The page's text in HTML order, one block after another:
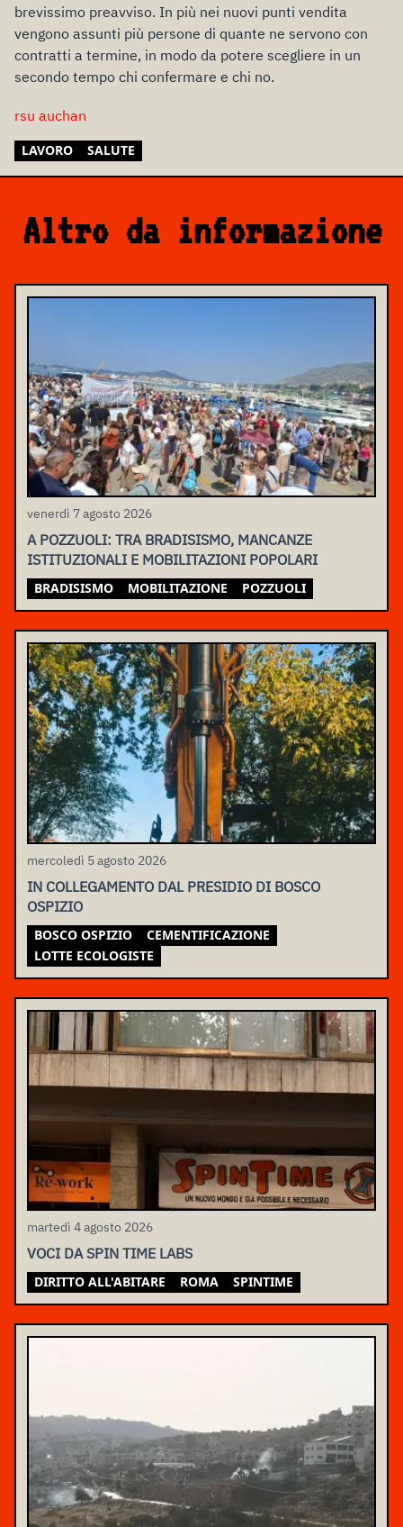
brevissimo preavviso. In più nei nuovi punti vendita
vengono assunti più persone di quante ne servono con
contratti a termine, in modo da potere scegliere in un
secondo tempo chi confermare e chi no.
rsu auchan
LAVORO SALUTE
Altro da informazione
venerdì 7 agosto 2026
A POZZUOLI: TRA BRADISISMO, MANCANZE
ISTITUZIONALI E MOBILITAZIONI POPOLARI
BRADISISMO MOBILITAZIONE POZZUOLI
mercoledì 5 agosto 2026
IN COLLEGAMENTO DAL PRESIDIO DI BOSCO
OSPIZIO
BOSCO OSPIZIO
CEMENTIFICAZIONE
LOTTE ECOLOGISTE
martedì 4 agosto 2026
VOCI DA SPIN TIME LABS
DIRITTO ALL'ABITARE ROMA SPINTIME